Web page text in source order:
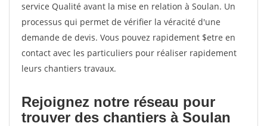
service Qualité avant la mise en relation à Soulan. Un
processus qui permet de vérifier la véracité d'une
demande de devis. Vous pouvez rapidement $etre en
contact avec les particuliers pour réaliser rapidement
leurs chantiers travaux.
Rejoignez notre réseau pour
trouver des chantiers à Soulan